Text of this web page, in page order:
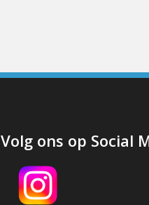
Volg ons op Social